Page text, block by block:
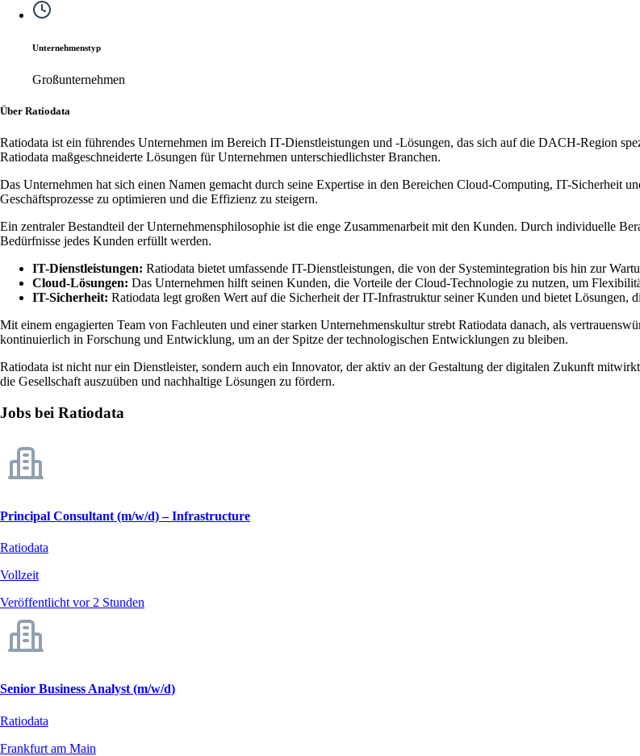
Unternehmenstyp
Großunternehmen
Über Ratiodata
Ratiodata ist ein führendes Unternehmen im Bereich IT-Dienstleistungen und -Lösungen, das sich auf die DACH-Region
Ratiodata maßgeschneiderte Lösungen für Unternehmen unterschiedlichster Branchen.
Das Unternehmen hat sich einen Namen gemacht durch seine Expertise in den Bereichen Cloud-Computing, IT-Sicherheit
Geschäftsprozesse zu optimieren und die Effizienz zu steigern.
Ein zentraler Bestandteil der Unternehmensphilosophie ist die enge Zusammenarbeit mit den Kunden. Durch individuelle
Bedürfnisse jedes Kunden erfüllt werden.
IT-Dienstleistungen: Ratiodata bietet umfassende IT-Dienstleistungen, die von der Systemintegration bis hin zur
Cloud-Lösungen: Das Unternehmen hilft seinen Kunden, die Vorteile der Cloud-Technologie zu nutzen, um
IT-Sicherheit: Ratiodata legt großen Wert auf die Sicherheit der IT-Infrastruktur seiner Kunden und bietet Lösungen,
Mit einem engagierten Team von Fachleuten und einer starken Unternehmenskultur strebt Ratiodata danach, als
kontinuierlich in Forschung und Entwicklung, um an der Spitze der technologischen Entwicklungen zu bleiben.
Ratiodata ist nicht nur ein Dienstleister, sondern auch ein Innovator, der aktiv an der Gestaltung der digitalen Zukunft
die Gesellschaft auszuüben und nachhaltige Lösungen zu fördern.
Jobs bei Ratiodata
Principal Consultant (m/w/d) – Infrastructure
Ratiodata
Vollzeit
Veröffentlicht vor 2 Stunden
Senior Business Analyst (m/w/d)
Ratiodata
Frankfurt am Main